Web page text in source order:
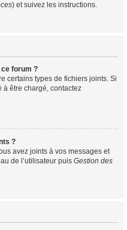
) et suivez les instructions.
forum ?
certains types de fichiers joints. Si
à être chargé, contactez
?
avez joints à vos messages et
de l’utilisateur puis Gestion des